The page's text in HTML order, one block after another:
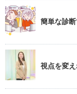
簡単な診
視点を変